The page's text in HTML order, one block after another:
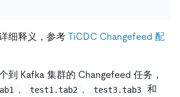
细释义，参考 TiCDC Changefeed 配
到 Kafka 集群的 Changefeed 任务，
、 test1.tab2 、 test3.tab3 和